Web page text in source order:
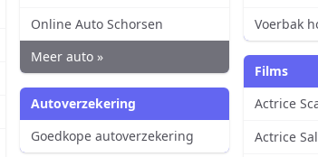
Online Auto Schorsen
Meer auto »
Autoverzekering
Goedkope autoverzekering
Voerbak
Films
Actrice
Actrice